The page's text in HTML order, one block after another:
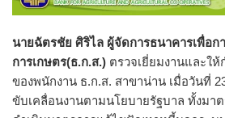
นายฉัตรชัย ศิริไล ผู้จัดการธนาคารเพื่อ
การเกษตร(ธ.ก.ส.) ตรวจเยี่ยมงานและใ
ของพนักงาน ธ.ก.ส. สาขาน่าน เมื่อวันที่
ขับเคลื่อนงานตามนโยบายรัฐบาล ทั้งมา